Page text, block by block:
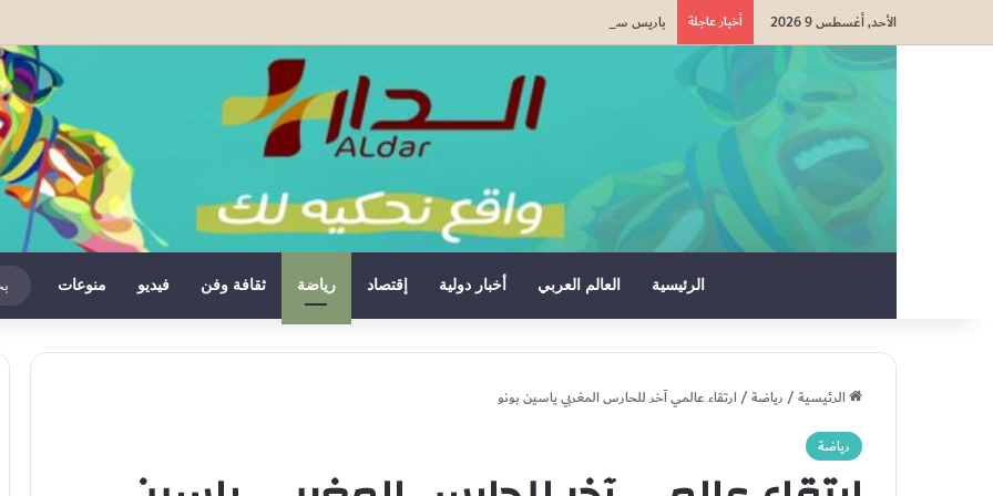
الأحد, أغسطس 9 2026 أخبار عاجلة باريس سان جيرمان يتعادل مع مانشستر يونايتد قبل كأس السوبر الأوروبي
الرئيسية العالم العربي أخبار دولية إقتصاد رياضة ثقافة وفن فيديو منوعات
الرئيسية/رياضة/ارتقاء عالمي آخر للحارس المغربي ياسين بونو
رياضة